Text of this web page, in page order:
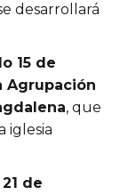
desarrollará
15 de
Agrupación
, que
iglesia
de